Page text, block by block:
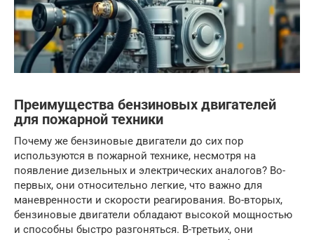
Преимущества бензиновых двигателей
для пожарной техники
Почему же бензиновые двигатели до сих пор
используются в пожарной технике, несмотря на
появление дизельных и электрических аналогов? Во-
первых, они относительно легкие, что важно для
маневренности и скорости реагирования. Во-вторых,
бензиновые двигатели обладают высокой мощностью
и способны быстро разгоняться. В-третьих, они